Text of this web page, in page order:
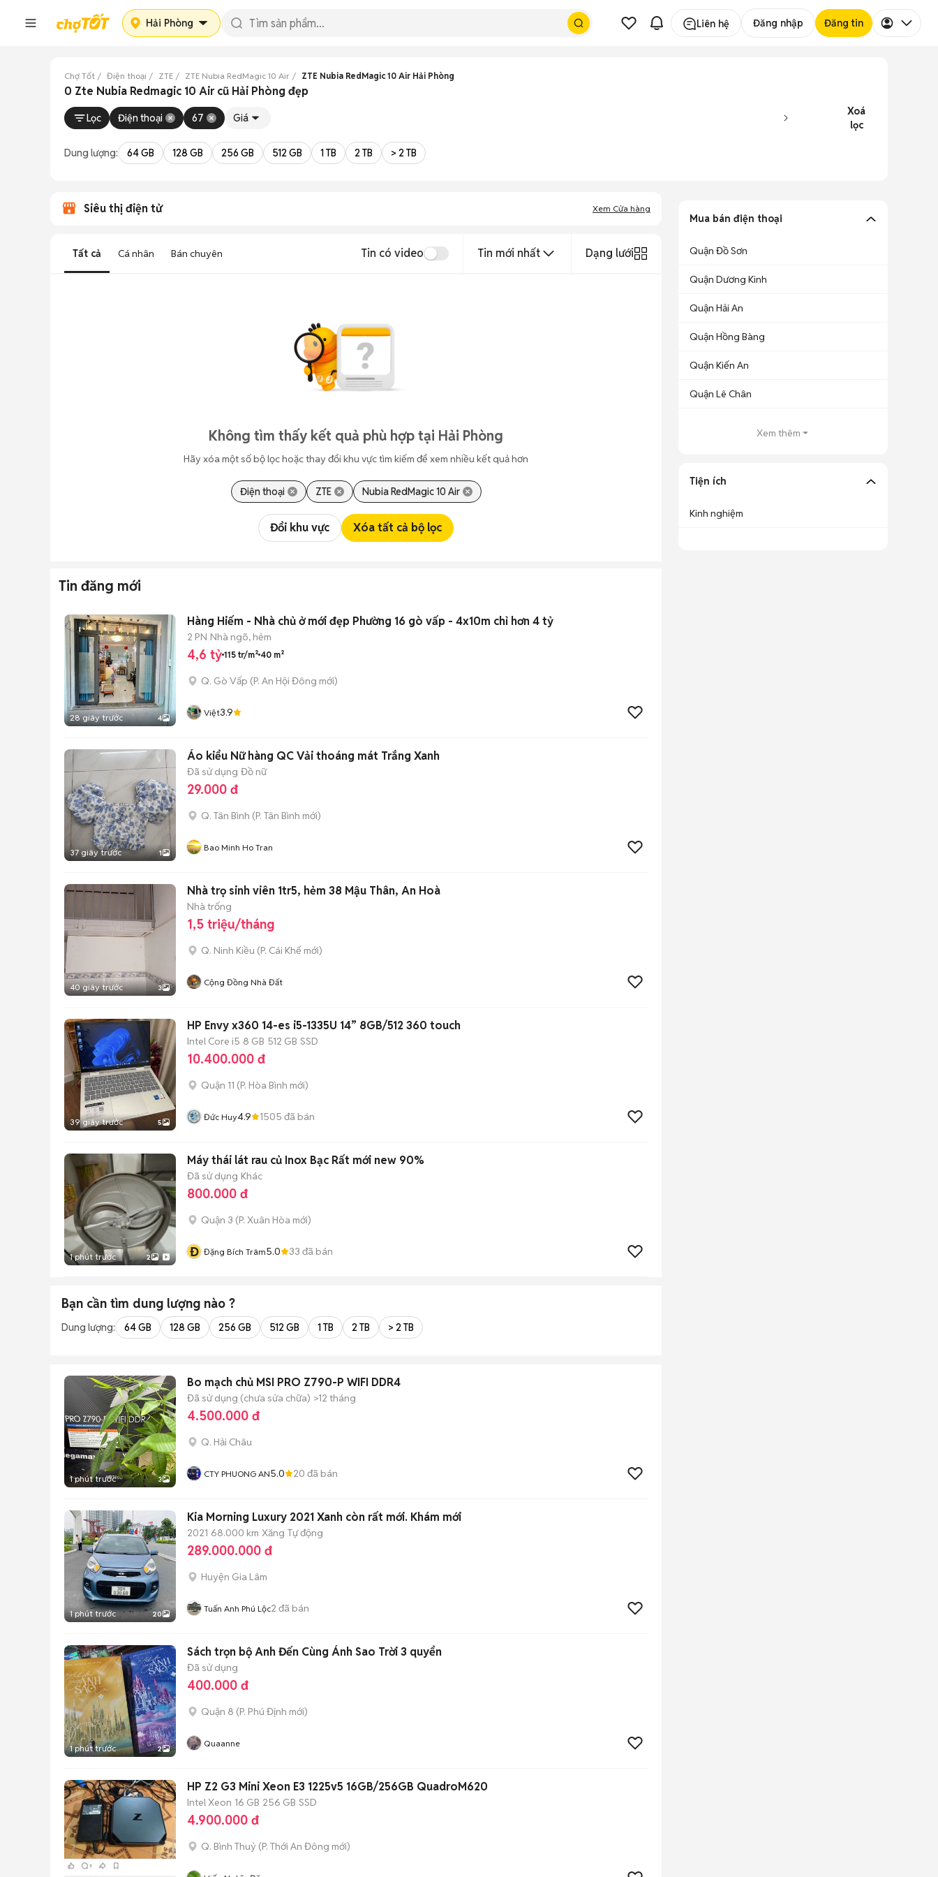
Hải Phòng Liên hệ Đăng nhập Đăng tin
Chợ Tốt Điện thoại ZTE ZTE Nubia RedMagic 10 Air ZTE Nubia RedMagic 10 Air Hải Phòng
0 Zte Nubia Redmagic 10 Air cũ Hải Phòng đẹp
Lọc Điện thoại 67 Giá
Xoá
lọc
Dung lượng: 64 GB 128 GB 256 GB 512 GB 1 TB 2 TB > 2 TB
Siêu thị điện tử Xem Cửa hàng
Tất cả Cá nhân Bán chuyên Tin có video Tin mới nhất Dạng lưới
Không tìm thấy kết quả phù hợp tại Hải Phòng
Hãy xóa một số bộ lọc hoặc thay đổi khu vực tìm kiếm để xem nhiều kết quả hơn
Điện thoại ZTE Nubia RedMagic 10 Air
Đổi khu vực Xóa tất cả bộ lọc
Tin đăng mới
28 giây trước 4
Hàng Hiếm - Nhà chủ ở mới đẹp Phường 16 gò vấp - 4x10m chỉ hơn 4 tỷ
2 PN Nhà ngõ, hẻm
4,6 tỷ 115 tr/m² 40 m²
Q. Gò Vấp (P. An Hội Đông mới)
Việt3.9
37 giây trước 1
Áo kiểu Nữ hàng QC Vải thoáng mát Trắng Xanh
Đã sử dụng Đồ nữ
29.000 đ
Q. Tân Bình (P. Tân Bình mới)
Bao Minh Ho Tran
40 giây trước 3
Nhà trọ sinh viên 1tr5, hẻm 38 Mậu Thân, An Hoà
Nhà trống
1,5 triệu/tháng
Q. Ninh Kiều (P. Cái Khế mới)
Cộng Đồng Nhà Đất
39 giây trước 5
HP Envy x360 14-es i5-1335U 14” 8GB/512 360 touch
Intel Core i5 8 GB 512 GB SSD
10.400.000 đ
Quận 11 (P. Hòa Bình mới)
Đức Huy4.9 1505 đã bán
1 phút trước 2
Máy thái lát rau củ Inox Bạc Rất mới new 90%
Đã sử dụng Khác
800.000 đ
Quận 3 (P. Xuân Hòa mới)
Đ Đặng Bích Trâm5.0 33 đã bán
Bạn cần tìm dung lượng nào ?
Dung lượng: 64 GB 128 GB 256 GB 512 GB 1 TB 2 TB > 2 TB
1 phút trước 3
Bo mạch chủ MSI PRO Z790-P WIFI DDR4
Đã sử dụng (chưa sửa chữa) >12 tháng
4.500.000 đ
Q. Hải Châu
CTY PHUONG AN5.0 20 đã bán
1 phút trước 20
Kia Morning Luxury 2021 Xanh còn rất mới. Khám mới
2021 68.000 km Xăng Tự động
289.000.000 đ
Huyện Gia Lâm
Tuấn Anh Phú Lộc2 đã bán
1 phút trước 2
Sách trọn bộ Anh Đến Cùng Ánh Sao Trời 3 quyển
Đã sử dụng
400.000 đ
Quận 8 (P. Phú Định mới)
Quaanne
HP Z2 G3 Mini Xeon E3 1225v5 16GB/256GB QuadroM620
Intel Xeon 16 GB 256 GB SSD
4.900.000 đ
Q. Bình Thuỷ (P. Thới An Đông mới)
Mua bán điện thoại
Quận Đồ Sơn
Quận Dương Kinh
Quận Hải An
Quận Hồng Bàng
Quận Kiến An
Quận Lê Chân
Xem thêm
Tiện ích
Kinh nghiệm